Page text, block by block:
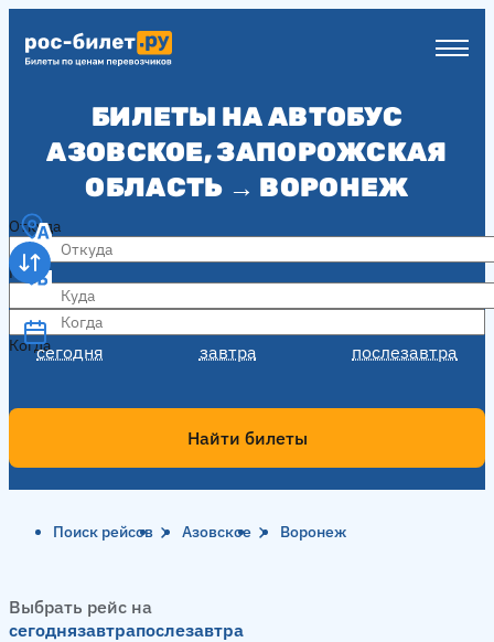
БИЛЕТЫ НА АВТОБУС
АЗОВСКОЕ, ЗАПОРОЖСКАЯ
ОБЛАСТЬ → ВОРОНЕЖ
Откуда
Куда
Когда
сегодня завтра послезавтра
Когда
Найти билеты
Поиск рейсов Азовское Воронеж
Выбрать рейс на
сегоднязавтрапослезавтра